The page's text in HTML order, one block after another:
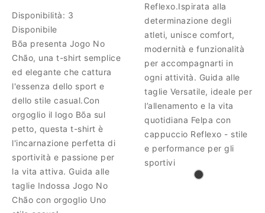
Disponibilità: 3
Disponibile
Bõa presenta Jogo No
Chão, una t-shirt semplice
ed elegante che cattura
l'essenza dello sport e
dello stile casual.Con
orgoglio il logo Bõa sul
petto, questa t-shirt è
l'incarnazione perfetta di
sportività e passione per
la vita attiva. Guida alle
taglie Indossa Jogo No
Chão con orgoglio Uno
Reflexo.Ispirata alla
determinazione degli
atleti, unisce comfort,
modernità e funzionalità
per accompagnarti in
ogni attività. Guida alle
taglie Versatile, ideale per
l’allenamento e la vita
quotidiana Felpa con
cappuccio Reflexo - stile
e performance per gli
sportivi